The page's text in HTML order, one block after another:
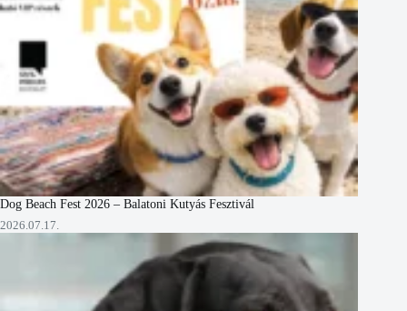
Dog Beach Fest 2026 – Balatoni Kutyás Fesztivál
2026.07.17.